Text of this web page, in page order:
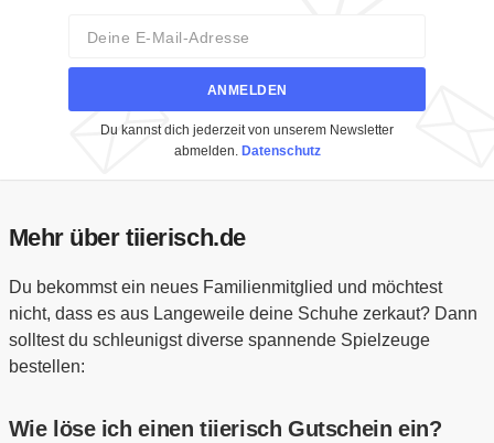
ANMELDEN
Du kannst dich jederzeit von unserem Newsletter
abmelden. Datenschutz
Mehr über tiierisch.de
Du bekommst ein neues Familienmitglied und möchtest
nicht, dass es aus Langeweile deine Schuhe zerkaut? Dann
solltest du schleunigst diverse spannende Spielzeuge
bestellen:
Wie löse ich einen tiierisch Gutschein ein?